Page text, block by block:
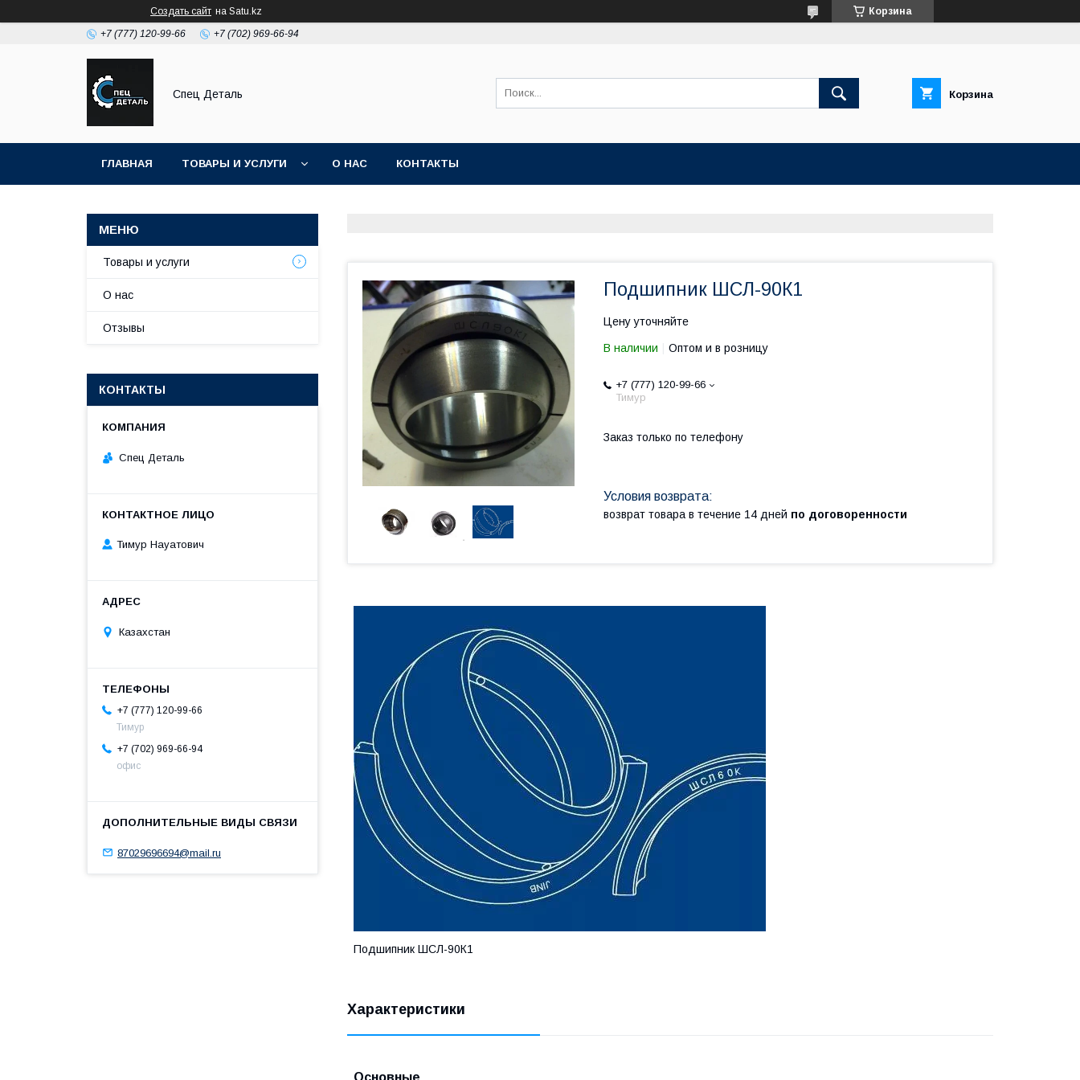
Создать сайт на Satu.kz Корзина
+7 (777) 120-99-66 +7 (702) 969-66-94
Спец Деталь Корзина
ГЛАВНАЯ ТОВАРЫ И УСЛУГИ О НАС КОНТАКТЫ
Подшипник ШСЛ-90К1
Цену уточняйте
В наличии Оптом и в розницу
+7 (777) 120-99-66
Тимур
Заказ только по телефону
возврат товара в течение 14 дней по договоренности
Подшипник ШСЛ-90К1
Характеристики
Основные
Товары и услуги
О нас
Отзывы
КОНТАКТЫ
Спец Деталь
Тимур Науатович
Казахстан
+7 (777) 120-99-66
Тимур
+7 (702) 969-66-94
офис
87029696694@mail.ru